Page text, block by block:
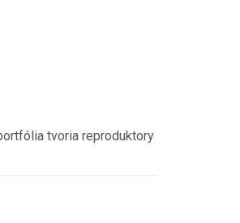
tvoria reproduktory